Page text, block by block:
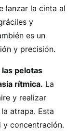
lanzar la cinta al
y
es un
y precisión.
las pelotas
rítmica. La
y realizar
atrapa. Esta
y concentración.